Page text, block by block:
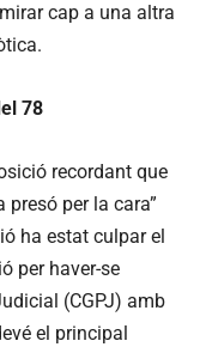
cap a una altra
78
recordant que
presó per la cara”
ha estat culpar el
per haver-se
(CGPJ) amb
el principal